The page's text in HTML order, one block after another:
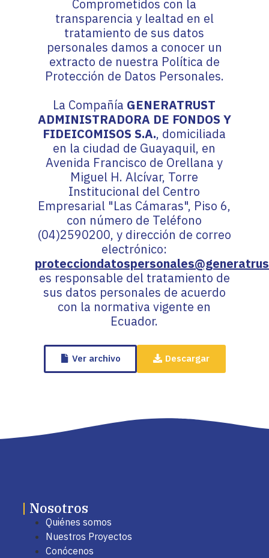
Comprometidos con la
transparencia y lealtad en el
tratamiento de sus datos
personales damos a conocer un
extracto de nuestra Política de
Protección de Datos Personales.
La Compañía GENERATRUST
ADMINISTRADORA DE FONDOS Y
FIDEICOMISOS S.A., domiciliada
en la ciudad de Guayaquil, en
Avenida Francisco de Orellana y
Miguel H. Alcívar, Torre
Institucional del Centro
Empresarial "Las Cámaras", Piso 6,
con número de Teléfono
(04)2590200, y dirección de correo
electrónico:
es responsable del tratamiento de
sus datos personales de acuerdo
con la normativa vigente en
Ecuador.
Ver archivo Descargar
| Nosotros
Quiénes somos
Nuestros Proyectos
Conócenos